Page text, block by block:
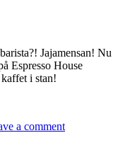
Jajamensan! Nu
Espresso House
i stan!
a commenton